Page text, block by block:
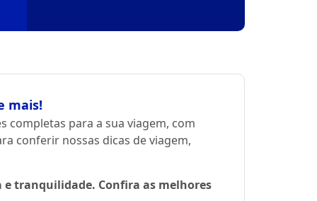
mais!
completas para a sua viagem, com
conferir nossas dicas de viagem,
e tranquilidade. Confira as melhores